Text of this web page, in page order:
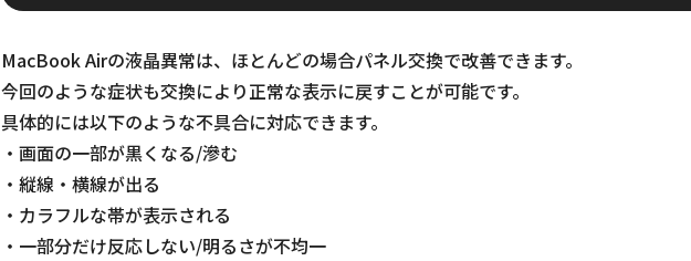
MacBook Airの液晶異常は、ほとんどの場合パネル交換で改善できます。
今回のような症状も交換により正常な表示に戻すことが可能です。
具体的には以下のような不具合に対応できます。
・画面の一部が黒くなる/滲む
・縦線・横線が出る
・カラフルな帯が表示される
・一部分だけ反応しない/明るさが不均一